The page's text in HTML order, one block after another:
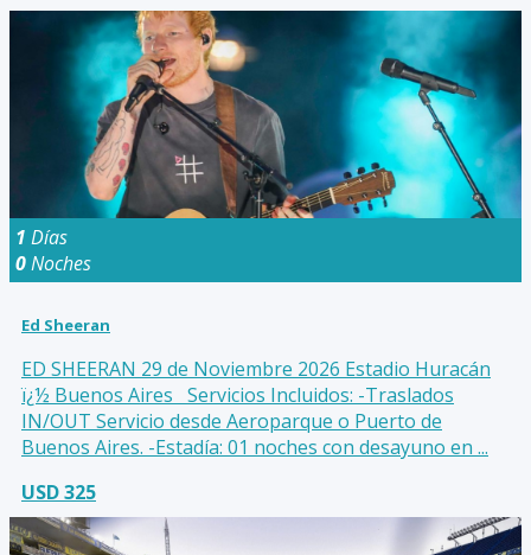
1 Días
0Noches
Ed Sheeran
ED SHEERAN 29 de Noviembre 2026 Estadio Huracán
ï¿½ Buenos Aires Servicios Incluidos: -Traslados
IN/OUT Servicio desde Aeroparque o Puerto de
Buenos Aires. -Estadía: 01 noches con desayuno en ...
USD 325